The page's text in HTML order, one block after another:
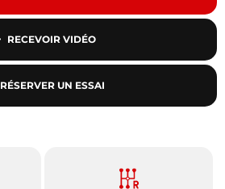
RECEVOIR VIDÉO
RÉSERVER UN ESSAI